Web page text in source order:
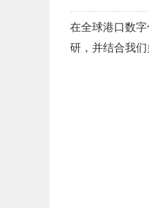
在全球港口数
研，并结合我